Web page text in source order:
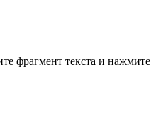
фрагмент текста и нажмите